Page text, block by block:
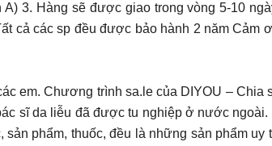
3. Hàng sẽ được giao trong vòng 5-10
cả các sp đều được bảo hành 2 năm Cảm
em. Chương trình sa.le của DIYOU – Chia
sĩ da liễu đã được tu nghiệp ở nước
phẩm, thuốc, đều là những sản phẩm uy